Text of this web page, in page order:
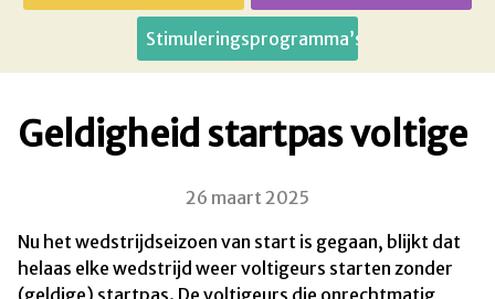
Stimuleringsprogramma’s
Geldigheid startpas voltige
26 maart 2025
Nu het wedstrijdseizoen van start is gegaan, blijkt dat
helaas elke wedstrijd weer voltigeurs starten zonder